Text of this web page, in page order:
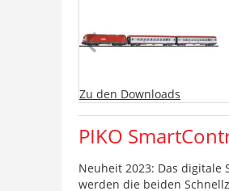
Zu den Downloads
PIKO
Neuheit 2023: Das digitale
werden die beiden